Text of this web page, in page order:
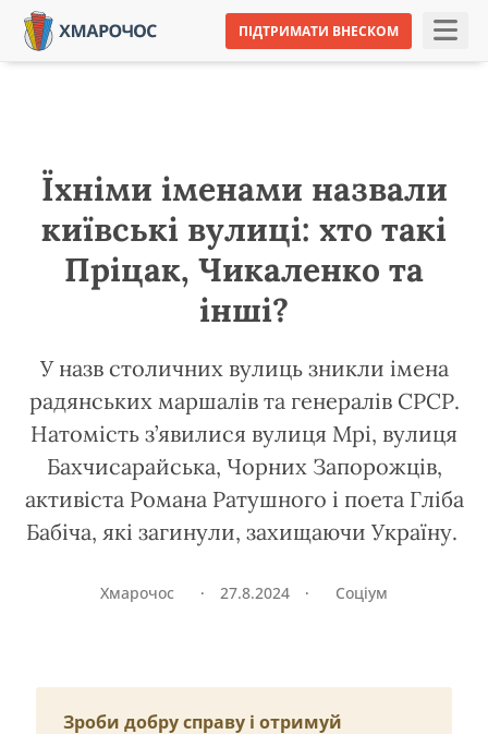
ПІДТРИМАТИ ВНЕСКОМ
Їхніми іменами назвали
київські вулиці: хто такі
Пріцак, Чикаленко та
інші?
У назв столичних вулиць зникли імена
радянських маршалів та генералів СРСР.
Натомість з’явилися вулиця Мрі, вулиця
Бахчисарайська, Чорних Запорожців,
активіста Романа Ратушного і поета Гліба
Бабіча, які загинули, захищаючи Україну.
Хмарочос · 27.8.2024 · Соціум
Зроби добру справу і отримуй